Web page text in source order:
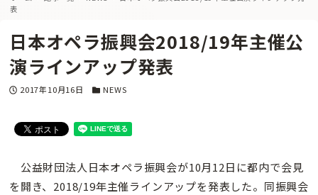
表
日本オペラ振興会2018/19年主催公
演ラインアップ発表
投稿日
2017年10月16日 カテゴリー
NEWS
公益財団法人日本オペラ振興会が10月12日に都内で会見
を開き、2018/19年主催ラインアップを発表した。同振興会